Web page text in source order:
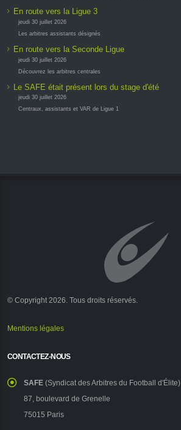
En route vers la Ligue 3
jeudi 30 juillet 2026
Les arbitres assistants désignés
En route vers la Seconde Ligue
jeudi 30 juillet 2026
Découvrez les arbitres centrales
Le SAFE était présent lors du stage d'été
jeudi 30 juillet 2026
Centraux, assistants et VAR de Ligue 1
© Copyright 2026. Tous droits réservés.
Mentions légales
CONTACTEZ-NOUS
SAFE (Syndicat des Arbitres du Football d'Élite)
87, boulevard de Grenelle
75015 Paris